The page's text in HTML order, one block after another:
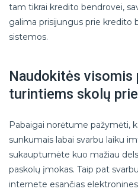
tam tikrai kredito bendrovei,
galima prisijungus prie kredito
sistemos.
Naudokitės visomis
turintiems skolų
Pabaigai norėtume pažymėti,
sunkumais labai svarbu laiku
sukauptumėte kuo mažiau
paskolų įmokas. Taip pat
internete esančias